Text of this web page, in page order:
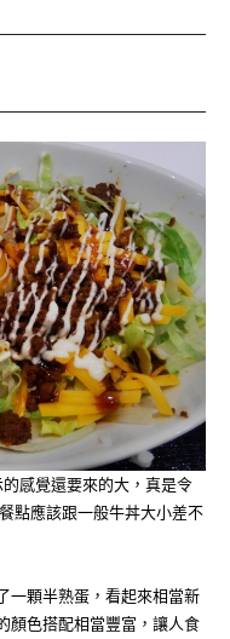
感覺還要來的大，真是令
點應該跟一般牛丼大小差不
一顆半熟蛋，看起來相當新
顏色搭配相當豐富，讓人食